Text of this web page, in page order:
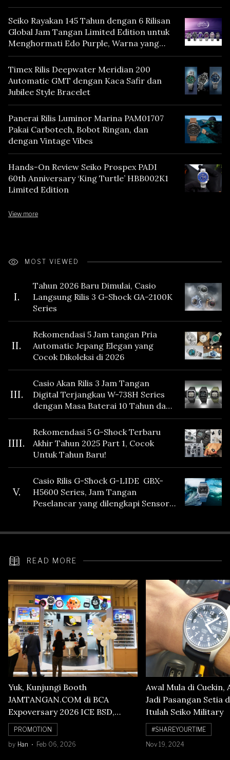
Seiko Rayakan 145 Tahun dengan 6 Rilisan
Global Jam Tangan Limited Edition untuk
Menghormati Edo Purple, Warna yang
Mencerminkan Warisan Tokyo
Timex Rilis Deepwater Meridian 200
Automatic GMT dengan Kaca Safir dan
Jubilee Style Bracelet
Panerai Rilis Luminor Marina PAM01707
Pakai Carbotech, Bobot Ringan, dan
dengan Vintage Vibes
Hands-On Review Seiko Prospex PADI
60th Anniversary ‘King Turtle’ HBB002K1
Limited Edition
View more
MOST VIEWED
I.
Tahun 2026 Baru Dimulai, Casio
Langsung Rilis 3 G-Shock GA-2100K
Series
II.
Rekomendasi 5 Jam tangan Pria
Automatic Jepang Elegan yang
Cocok Dikoleksi di 2026
III.
Casio Akan Rilis 3 Jam Tangan
Digital Terjangkau W-738H Series
dengan Masa Baterai 10 Tahun dan
Fitur Vibration
IIII.
Rekomendasi 5 G-Shock Terbaru
Akhir Tahun 2025 Part 1, Cocok
Untuk Tahun Baru!
V.
Casio Rilis G-Shock G-LIDE GBX-
H5600 Series, Jam Tangan
Peselancar yang dilengkapi Sensor
READ MORE
Yuk, Kunjungi Booth
JAMTANGAN.COM di BCA
Expoversary 2026 ICE BSD,
Banyak Diskon Jam Tangan,
Cuma Sampai 8 Februari!
PROMOTION
by Han Feb 06, 2026
Awal Mula di Cuekin,
Jadi Pasangan Setia
Itulah Seiko Military
#SHAREYOURTIME
Nov 19, 2024